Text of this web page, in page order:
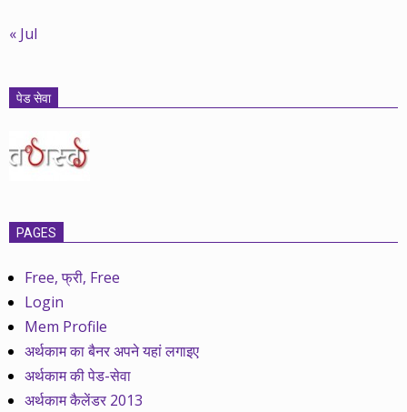
« Jul
पेड सेवा
PAGES
Free, फ्री, Free
Login
Mem Profile
अर्थकाम का बैनर अपने यहां लगाइए
अर्थकाम की पेड-सेवा
अर्थकाम कैलेंडर 2013